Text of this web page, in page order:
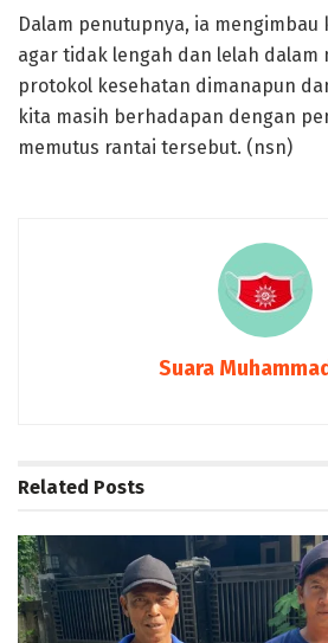
Dalam penutupnya, ia mengimbau
agar tidak lengah dan lelah dalam
protokol kesehatan dimanapun
kita masih berhadapan dengan
memutus rantai tersebut. (nsn)
Suara
Related Posts